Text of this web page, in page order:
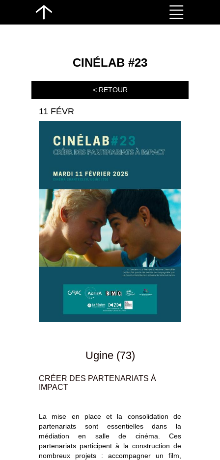
CINÉLAB #23
< RETOUR
11 FÉVR
Ugine (73)
CRÉER DES PARTENARIATS À
IMPACT
La mise en place et la consolidation de
partenariats sont essentielles dans la
médiation en salle de cinéma. Ces
partenariats participent à la construction de
nombreux projets : accompagner un film,